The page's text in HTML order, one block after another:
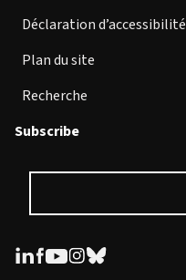
Déclaration d’accessibilité
Plan du site
Recherche
Subscribe